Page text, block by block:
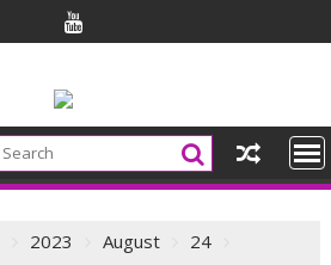
2023 August
24